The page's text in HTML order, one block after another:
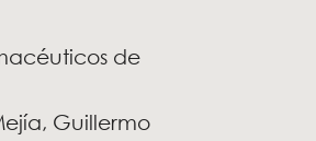
de
Guillermo